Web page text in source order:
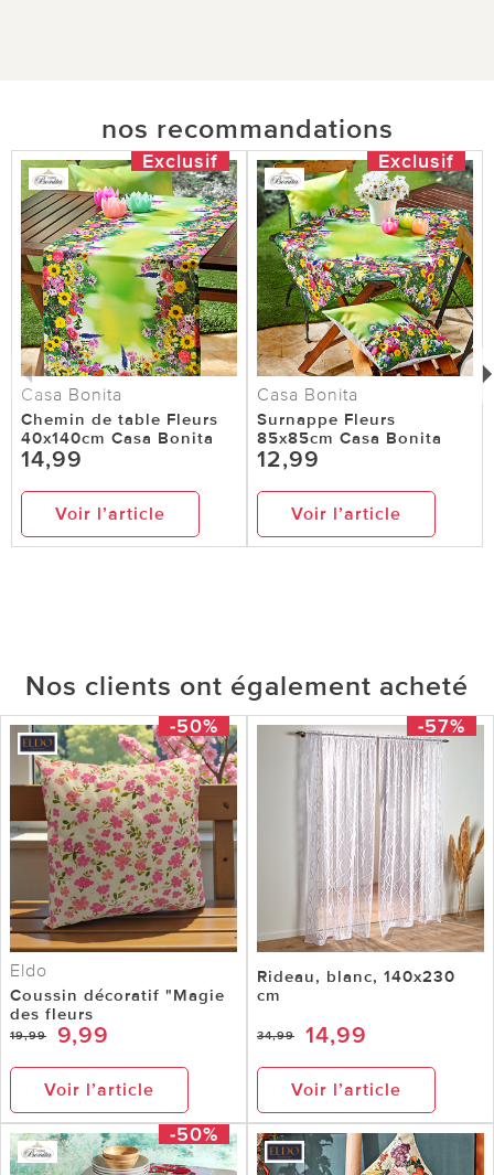
nos recommandations
Exclusif
Casa Bonita
Chemin de table Fleurs
40x140cm Casa Bonita
14,99
Voir l’article
Exclusif
Casa Bonita
Surnappe Fleurs
85x85cm Casa Bonita
12,99
Voir l’article
Nos clients ont également acheté
-50%
Eldo
Coussin décoratif "Magie
des fleurs
19,99 9,99
Voir l’article
-57%
Rideau, blanc, 140x230
cm
34,99 14,99
Voir l’article
-50%